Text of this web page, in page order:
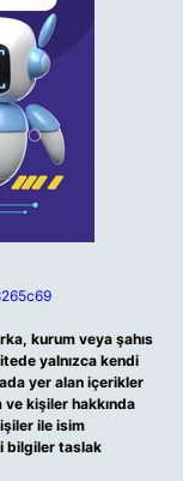
kurum veya şahıs
yalnızca kendi
yer alan içerikler
kişiler hakkında
ile isim
bilgiler taslak